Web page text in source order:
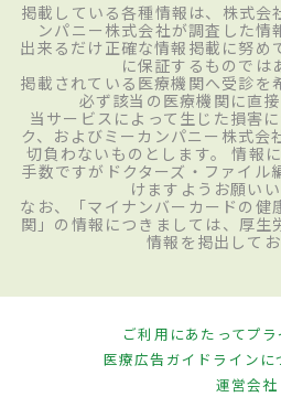
掲載している各種情報は、株式会
ンパニー株式会社が調査した情
出来るだけ正確な情報掲載に努め
に保証するものでは
掲載されている医療機関へ受診を
必ず該当の医療機関に直接
当サービスによって生じた損害
ク、およびミーカンパニー株式会
切負わないものとします。 情報
手数ですがドクターズ・ファイル
けますようお願いい
なお、「マイナンバーカードの健
関」の情報につきましては、厚生
情報を掲出してお
ご利用にあたってプ
医療広告ガイドラインに
運営会社